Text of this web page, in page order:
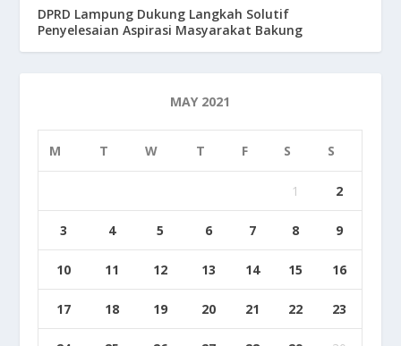
DPRD Lampung Dukung Langkah Solutif
Penyelesaian Aspirasi Masyarakat Bakung
MAY 2021
M T W T F S S
1 2
3 4 5 6 7 8 9
10 11 12 13 14 15 16
17 18 19 20 21 22 23